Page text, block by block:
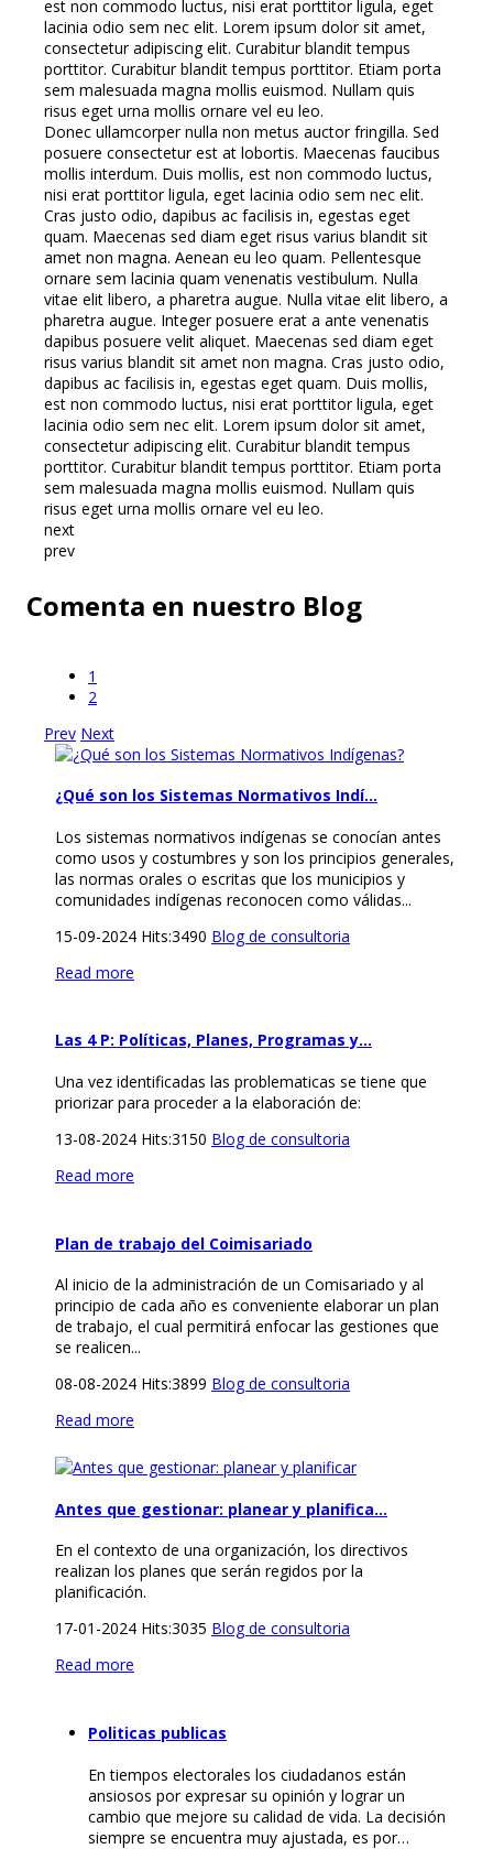
est non commodo luctus, nisi erat porttitor ligula, eget
lacinia odio sem nec elit. Lorem ipsum dolor sit amet,
consectetur adipiscing elit. Curabitur blandit tempus
porttitor. Curabitur blandit tempus porttitor. Etiam porta
sem malesuada magna mollis euismod. Nullam quis
risus eget urna mollis ornare vel eu leo.
Donec ullamcorper nulla non metus auctor fringilla. Sed
posuere consectetur est at lobortis. Maecenas faucibus
mollis interdum. Duis mollis, est non commodo luctus,
nisi erat porttitor ligula, eget lacinia odio sem nec elit.
Cras justo odio, dapibus ac facilisis in, egestas eget
quam. Maecenas sed diam eget risus varius blandit sit
amet non magna. Aenean eu leo quam. Pellentesque
ornare sem lacinia quam venenatis vestibulum. Nulla
vitae elit libero, a pharetra augue. Nulla vitae elit libero, a
pharetra augue. Integer posuere erat a ante venenatis
dapibus posuere velit aliquet. Maecenas sed diam eget
risus varius blandit sit amet non magna. Cras justo odio,
dapibus ac facilisis in, egestas eget quam. Duis mollis,
est non commodo luctus, nisi erat porttitor ligula, eget
lacinia odio sem nec elit. Lorem ipsum dolor sit amet,
consectetur adipiscing elit. Curabitur blandit tempus
porttitor. Curabitur blandit tempus porttitor. Etiam porta
sem malesuada magna mollis euismod. Nullam quis
risus eget urna mollis ornare vel eu leo.
next
prev
Comenta en nuestro Blog
1
2
Prev Next
¿Qué son los Sistemas Normativos Indí…
Los sistemas normativos indígenas se conocían antes
como usos y costumbres y son los principios generales,
las normas orales o escritas que los municipios y
comunidades indígenas reconocen como válidas...
15-09-2024 Hits:3490 Blog de consultoria
Read more
Las 4 P: Políticas, Planes, Programas y…
Una vez identificadas las problematicas se tiene que
priorizar para proceder a la elaboración de:
13-08-2024 Hits:3150 Blog de consultoria
Read more
Plan de trabajo del Coimisariado
Al inicio de la administración de un Comisariado y al
principio de cada año es conveniente elaborar un plan
de trabajo, el cual permitirá enfocar las gestiones que
se realicen...
08-08-2024 Hits:3899 Blog de consultoria
Read more
Antes que gestionar: planear y planifica…
En el contexto de una organización, los directivos
realizan los planes que serán regidos por la
planificación.
17-01-2024 Hits:3035 Blog de consultoria
Read more
Politicas publicas
En tiempos electorales los ciudadanos están
ansiosos por expresar su opinión y lograr un
cambio que mejore su calidad de vida. La decisión
siempre se encuentra muy ajustada, es por…